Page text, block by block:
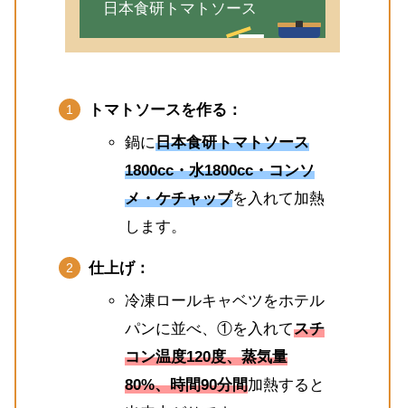
日本食研トマトソース
トマトソースを作る：
鍋に日本食研トマトソース
1800cc・水1800cc・コンソ
メ・ケチャップを入れて加熱
します。
仕上げ：
冷凍ロールキャベツをホテル
パンに並べ、①を入れてスチ
コン温度120度、蒸気量
80%、時間90分間加熱すると